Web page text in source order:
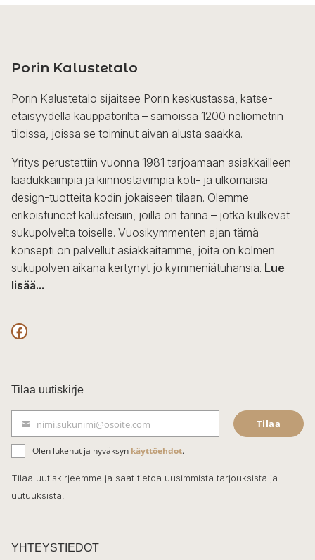
useampi
tehdä
tuotteen
sivulla.
Porin Kalustetalo
Porin Kalustetalo sijaitsee Porin keskustassa, katse-
etäisyydellä kauppatorilta – samoissa 1200 neliömetrin
tiloissa, joissa se toiminut aivan alusta saakka.
Yritys perustettiin vuonna 1981 tarjoamaan asiakkailleen
laadukkaimpia ja kiinnostavimpia koti- ja ulkomaisia
design-tuotteita kodin jokaiseen tilaan. Olemme
erikoistuneet kalusteisiin, joilla on tarina – jotka kulkevat
sukupolvelta toiselle. Vuosikymmenten ajan tämä
konsepti on palvellut asiakkaitamme, joita on kolmen
sukupolven aikana kertynyt jo kymmeniätuhansia. Lue
lisää...
F
c
e
b
o
o
k
Tilaa uutiskirje
ä
h
k
p
t
nimi.sukunimi@osoite.com Tilaa
Olen lukenut ja hyväksyn käyttöehdot.
Tilaa uutiskirjeemme ja saat tietoa uusimmista tarjouksista ja
uutuuksista!
YHTEYSTIEDOT